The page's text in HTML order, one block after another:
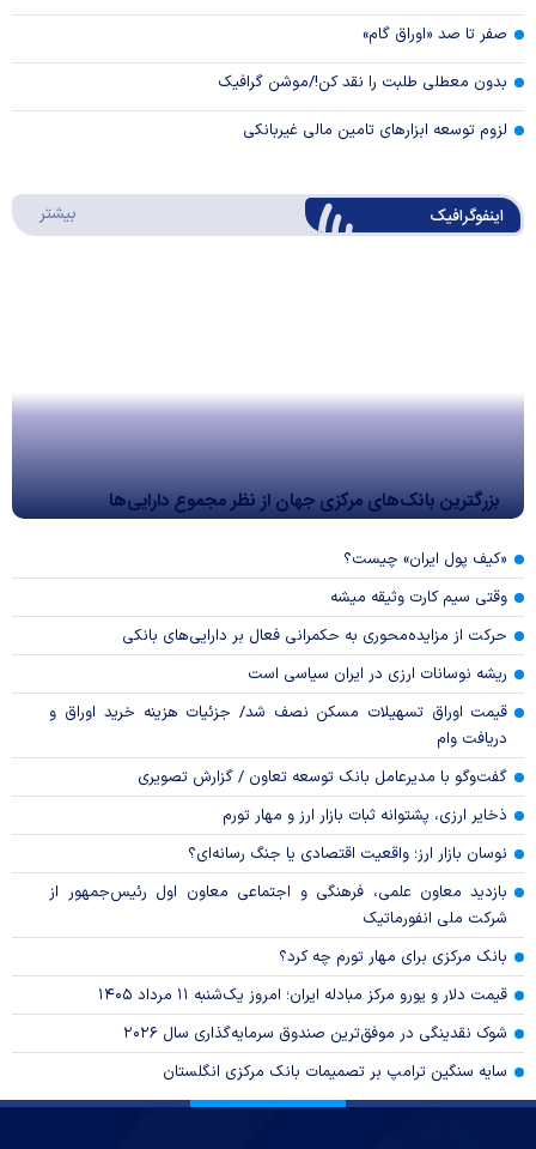
صفر تا صد «اوراق گام»
بدون معطلی طلبت را نقد کن!/موشن گرافیک
لزوم توسعه ابزارهای تامین مالی غیربانکی
اینفوگرافیک بیشتر
بزرگترین بانک‌های مرکزی جهان از نظر مجموع دارایی‌ها
«کیف پول ایران» چیست؟
وقتی سیم کارت وثیقه میشه
حرکت از مزایده‌محوری به حکمرانی فعال بر دارایی‌های بانکی
ریشه نوسانات ارزی در ایران سیاسی است
قیمت اوراق تسهیلات مسکن نصف شد/ جزئیات هزینه خرید اوراق و
دریافت وام
گفت‌وگو با مدیرعامل بانک توسعه تعاون / گزارش تصویری
ذخایر ارزی، پشتوانه ثبات بازار ارز و مهار تورم
نوسان بازار ارز؛ واقعیت اقتصادی یا جنگ رسانه‌ای؟
بازدید معاون علمی، فرهنگی و اجتماعی معاون اول رئیس‌جمهور از
شرکت ملی انفورماتیک
بانک مرکزی برای مهار تورم چه کرد؟
قیمت دلار و یورو مرکز مبادله ایران؛ امروز یک‌شنبه ۱۱ مرداد ۱۴۰۵
شوک نقدینگی در موفق‌ترین صندوق سرمایه‌گذاری سال ۲۰۲۶
سایه سنگین ترامپ بر تصمیمات بانک مرکزی انگلستان